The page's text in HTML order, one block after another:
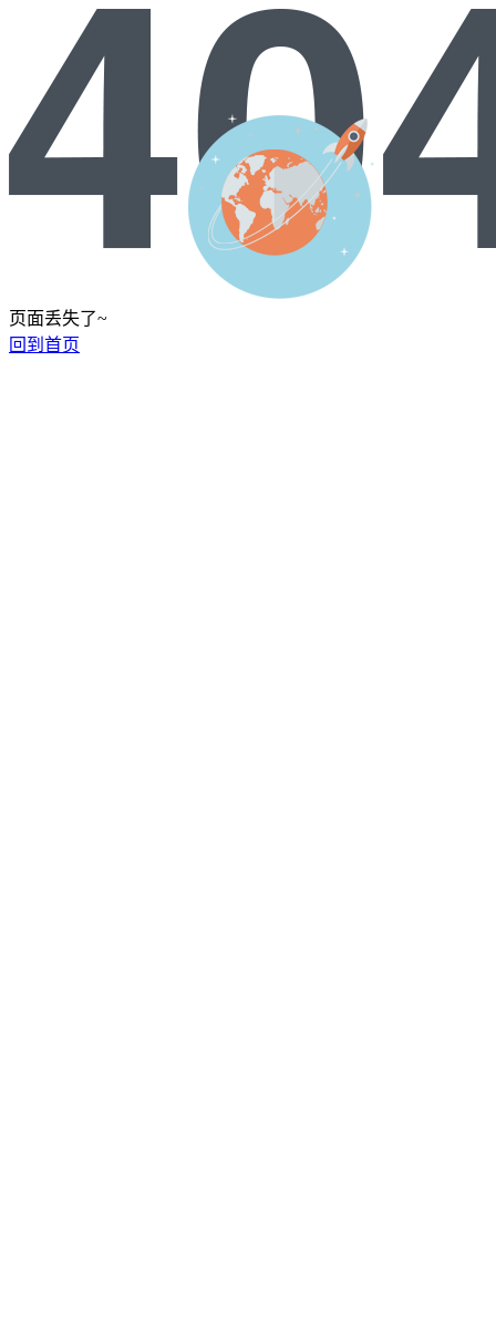
页面丢失了~
回到首页